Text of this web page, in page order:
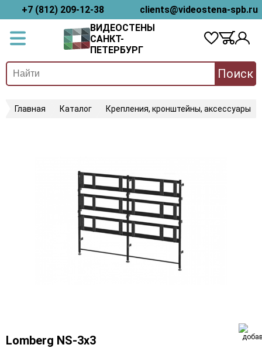
+7 (812) 209-12-38
clients@videostena-spb.ru
ВИДЕОСТЕНЫ
САНКТ-
ПЕТЕРБУРГ
Поиск
Главная Каталог Крепления, кронштейны, аксессуары
Lomberg NS-3х3